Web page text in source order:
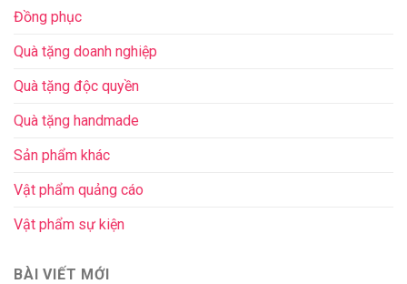
Đồng phục
Quà tặng doanh nghiệp
Quà tặng độc quyền
Quà tặng handmade
Sản phẩm khác
Vật phẩm quảng cáo
Vật phẩm sự kiện
BÀI VIẾT MỚI